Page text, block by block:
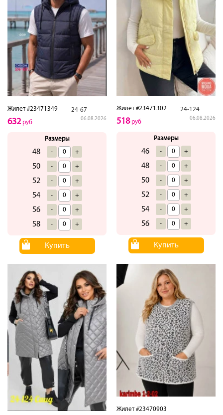
Жилет #23471349 24-67
06.08.2026
632руб
Размеры
48 - +
50 - +
52 - +
54 - +
56 - +
58 - +
Купить
Жилет #23471302 24-124
06.08.2026
518руб
Размеры
46 - +
48 - +
50 - +
52 - +
54 - +
56 - +
Купить
Жилет #23470903